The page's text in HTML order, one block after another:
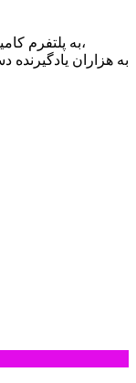
به پلتفرم کامیاب بپیوندید، تخصص خود را به اشتراک بگذارید،
به هزاران یادگیرنده